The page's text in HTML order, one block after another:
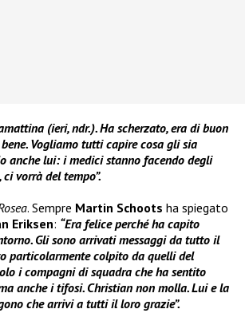
(ieri, ndr.). Ha scherzato, era di buon
Vogliamo tutti capire cosa gli sia
anche lui: i medici stanno facendo degli
vorrà del tempo”.
. Sempre Martin Schoots ha spiegato
Eriksen: “Era felice perché ha capito
Gli sono arrivati messaggi da tutto il
particolarmente colpito da quelli del
i compagni di squadra che ha sentito
anche i tifosi. Christian non molla. Lui e la
che arrivi a tutti il loro grazie”.